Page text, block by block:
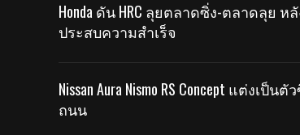
Honda ดัน HRC ลุยตลาดซิ่ง-ตลาดลุย ห
ประสบความสำเร็จ
Nissan Aura Nismo RS Concept แต่งเป็นตั
ถนน